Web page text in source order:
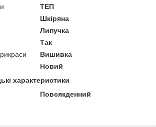
ТЕП
Шкіряна
Липучка
Так
Вишивка
Новий
характеристики
Повсякденний